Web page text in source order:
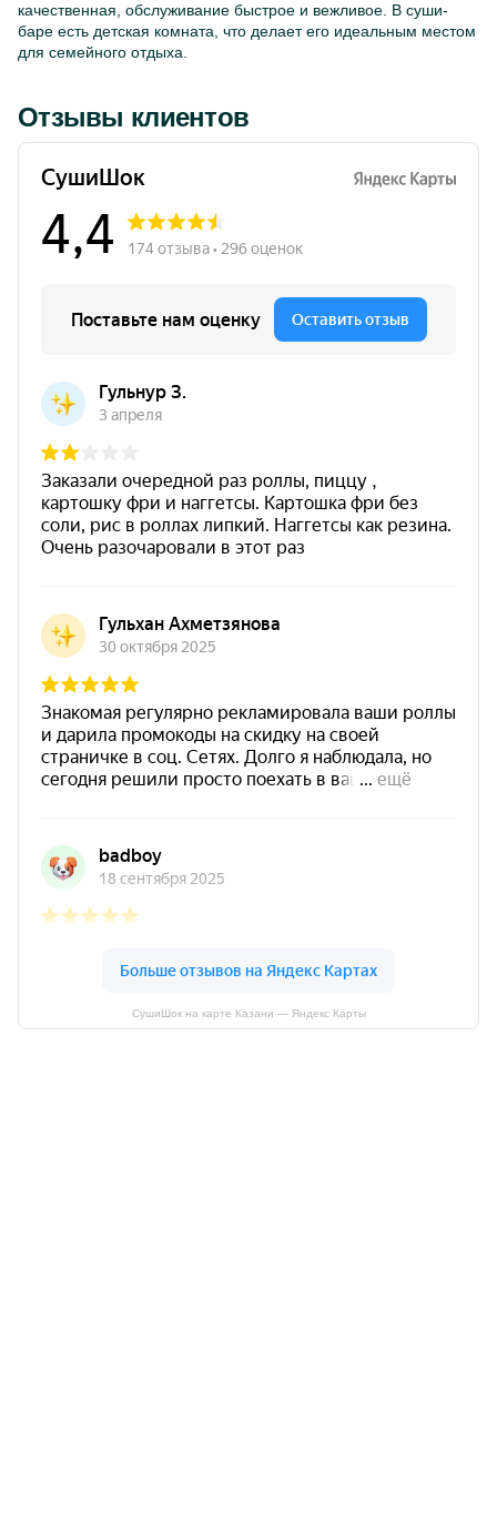
качественная, обслуживание быстрое и вежливое. В суши-
баре есть детская комната, что делает его идеальным местом
для семейного отдыха.
Отзывы клиентов
СушиШок на карте Казани — Яндекс Карты